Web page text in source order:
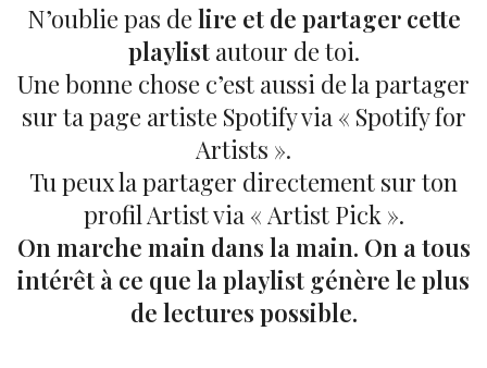
N’oublie pas de lire et de partager cette
playlistautour de toi.
Une bonne chose c’est aussi de la partager
sur ta page artiste Spotify via « Spotify for
Artists ».
Tu peux la partager directement sur ton
profil Artist via « Artist Pick ».
On marche main dans la main. On a tous
intérêt à ce que la playlist génère le plus
de lectures possible.